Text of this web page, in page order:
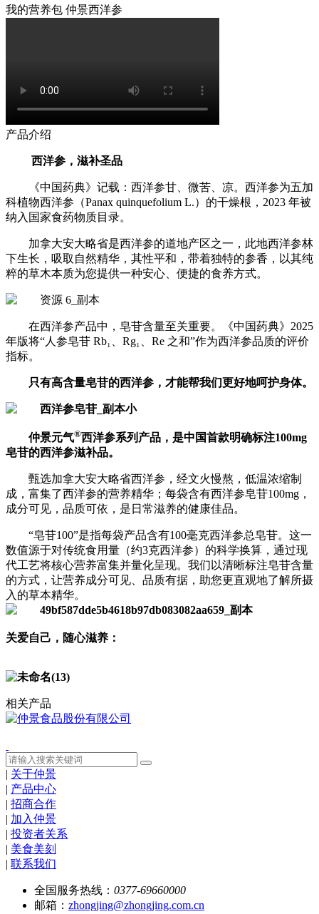
我的营养包 仲景西洋参
产品介绍
西洋参，滋补圣品
《中国药典》记载：西洋参甘、微苦、凉。西洋参为五加
科植物西洋参（Panax quinquefolium L.）的干燥根，2023 年被
纳入国家食药物质目录。
加拿大安大略省是西洋参的道地产区之一，此地西洋参林
下生长，吸取自然精华，其性平和，带着独特的参香，以其纯
粹的草木本质为您提供一种安心、便捷的食养方式。
在西洋参产品中，皂苷含量至关重要。《中国药典》2025
年版将“人参皂苷 Rb₁、Rg₁、Re 之和”作为西洋参品质的评价
指标。
只有高含量皂苷的西洋参，才能帮我们更好地呵护身体。
仲景元气®西洋参系列产品，是中国首款明确标注100mg
皂苷的西洋参滋补品。
甄选加拿大安大略省西洋参，经文火慢熬，低温浓缩制
成，富集了西洋参的营养精华； 每袋含有西洋参皂苷100mg，
成分可见，品质可依，是日常滋养的健康佳品。
“皂苷100”是指每袋产品含有100毫克西洋参总皂苷。这一
数值源于对传统食用量（约3克西洋参）的科学换算，通过现
代工艺将核心营养富集并量化呈现。我们以清晰标注皂苷含量
的方式，让营养成分可见、品质有据，助您更直观地了解所摄
入的草本精华。
关爱自己，随心滋养：
相关产品
| 关于仲景
| 产品中心
| 招商合作
| 加入仲景
| 投资者关系
| 美食美刻
| 联系我们
全国服务热线： 0377-69660000
邮箱： zhongjing@zhongjing.com.cn